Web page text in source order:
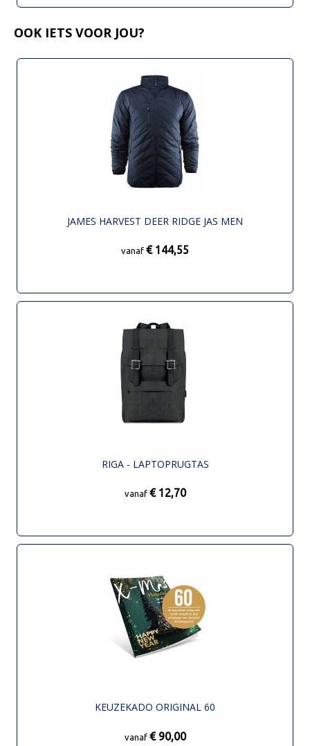
OOK IETS VOOR JOU?
JAMES HARVEST DEER RIDGE JAS MEN
vanaf € 144,55
RIGA - LAPTOPRUGTAS
vanaf € 12,70
KEUZEKADO ORIGINAL 60
vanaf € 90,00